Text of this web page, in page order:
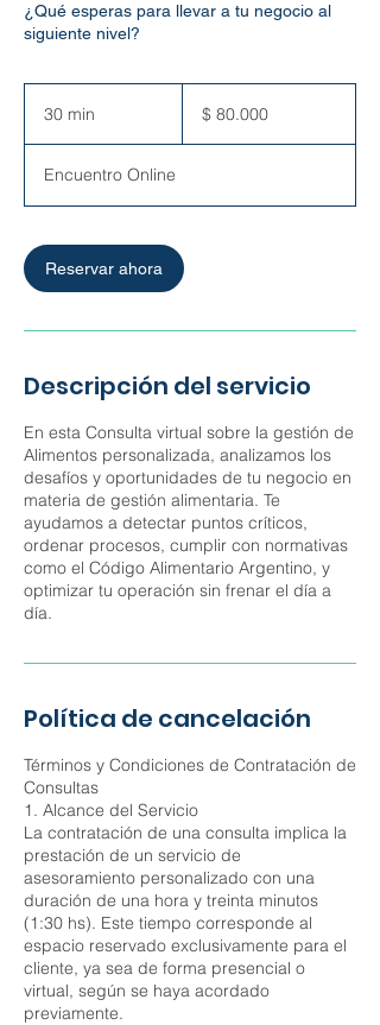
¿Qué esperas para llevar a tu negocio al
siguiente nivel?
30 min
m
i
argentinos
$ 80.000
Encuentro Online
Reservar ahora
Descripción del servicio
En esta Consulta virtual sobre la gestión de
Alimentos personalizada, analizamos los
desafíos y oportunidades de tu negocio en
materia de gestión alimentaria. Te
ayudamos a detectar puntos críticos,
ordenar procesos, cumplir con normativas
como el Código Alimentario Argentino, y
optimizar tu operación sin frenar el día a
día.
Política de cancelación
Términos y Condiciones de Contratación de
Consultas
1. Alcance del Servicio
La contratación de una consulta implica la
prestación de un servicio de
asesoramiento personalizado con una
duración de una hora y treinta minutos
(1:30 hs). Este tiempo corresponde al
espacio reservado exclusivamente para el
cliente, ya sea de forma presencial o
virtual, según se haya acordado
previamente.